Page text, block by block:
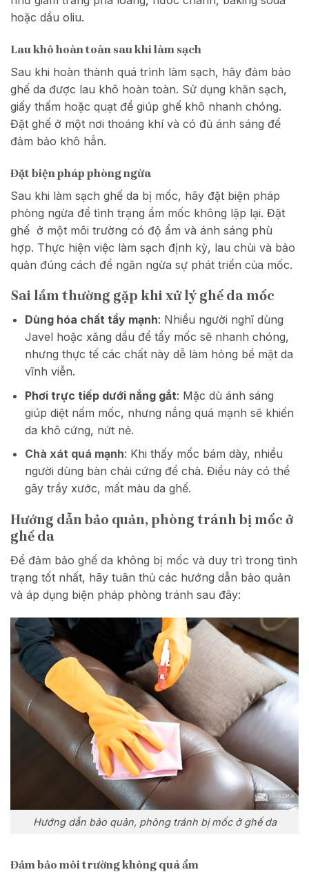
hoặc dầu oliu.
Lau khô hoàn toàn sau khi làm sạch
Sau khi hoàn thành quá trình làm sạch, hãy đảm bảo
ghế da được lau khô hoàn toàn. Sử dụng khăn sạch,
giấy thấm hoặc quạt để giúp ghế khô nhanh chóng.
Đặt ghế ở một nơi thoáng khí và có đủ ánh sáng để
đảm bảo khô hẳn.
Đặt biện pháp phòng ngừa
Sau khi làm sạch ghế da bị mốc, hãy đặt biện pháp
phòng ngừa để tình trạng ẩm mốc không lặp lại. Đặt
ghế ở một môi trường có độ ẩm và ánh sáng phù
hợp. Thực hiện việc làm sạch định kỳ, lau chùi và bảo
quản đúng cách để ngăn ngừa sự phát triển của mốc.
Sai lầm thường gặp khi xử lý ghế da mốc
Dùng hóa chất tẩy mạnh: Nhiều người nghĩ dùng
Javel hoặc xăng dầu để tẩy mốc sẽ nhanh chóng,
nhưng thực tế các chất này dễ làm hỏng bề mặt da
vĩnh viễn.
Phơi trực tiếp dưới nắng gắt: Mặc dù ánh sáng
giúp diệt nấm mốc, nhưng nắng quá mạnh sẽ khiến
da khô cứng, nứt nẻ.
Chà xát quá mạnh: Khi thấy mốc bám dày, nhiều
người dùng bàn chải cứng để chà. Điều này có thể
gây trầy xước, mất màu da ghế.
Hướng dẫn bảo quản, phòng tránh bị mốc ở
ghế da
Để đảm bảo ghế da không bị mốc và duy trì trong tình
trạng tốt nhất, hãy tuân thủ các hướng dẫn bảo quản
và áp dụng biện pháp phòng tránh sau đây:
Hướng dẫn bảo quản, phòng tránh bị mốc ở ghế da
Đảm bảo môi trường không quá ẩm